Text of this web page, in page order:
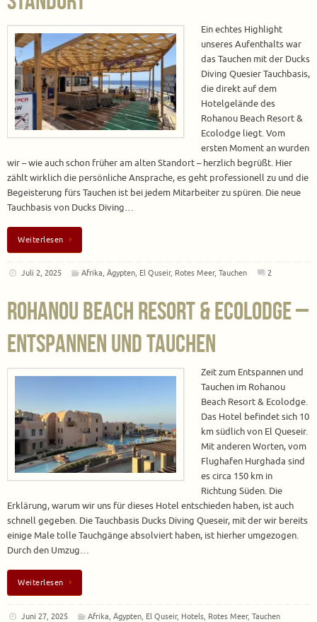
Ein echtes Highlight
unseres Aufenthalts war
das Tauchen mit der Ducks
Diving Quesier Tauchbasis,
die direkt auf dem
Hotelgelände des
Rohanou Beach Resort &
Ecolodge liegt. Vom
ersten Moment an wurden
wir – wie auch schon früher am alten Standort – herzlich begrüßt. Hier
zählt wirklich die persönliche Ansprache, es geht professionell zu und die
Begeisterung fürs Tauchen ist bei jedem Mitarbeiter zu spüren. Die neue
Tauchbasis von Ducks Diving…
Weiterlesen
Juli 2, 2025 Afrika,Ägypten, El Quseir, Rotes Meer,Tauchen 2
Rohanou Beach Resort & Ecolodge –
Entspannen und Tauchen
Zeit zum Entspannen und
Tauchen im Rohanou
Beach Resort & Ecolodge.
Das Hotel befindet sich 10
km südlich von El Queseir.
Mit anderen Worten, vom
Flughafen Hurghada sind
es circa 150 km in
Richtung Süden. Die
Erklärung, warum wir uns für dieses Hotel entschieden haben, ist auch
schnell gegeben. Die Tauchbasis Ducks Diving Queseir, mit der wir bereits
einige Male tolle Tauchgänge absolviert haben, ist hierher umgezogen.
Durch den Umzug…
Weiterlesen
Juni 27, 2025 Afrika ,Ägypten El Quseir, Hotels Rotes Meer,Tauchen